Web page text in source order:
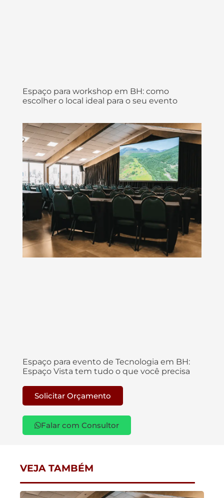
Espaço para workshop em BH: como
escolher o local ideal para o seu evento
Espaço para evento de Tecnologia em BH:
Espaço Vista tem tudo o que você precisa
Solicitar Orçamento
Falar com Consultor
VEJA TAMBÉM